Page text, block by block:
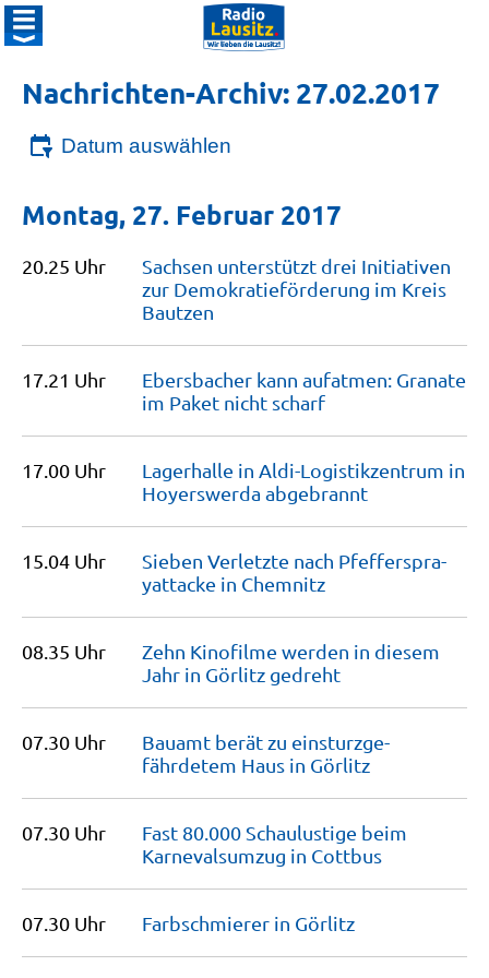
Nachrichten-Archiv: 27.02.2017
Datum auswählen
Montag, 27. Februar 2017
20.25 Uhr
Sachsen unterstützt drei Initiativen
zur Demokratie­förderung im Kreis
Bautzen
17.21 Uhr
Ebersbacher kann aufatmen: Granate
im Paket nicht scharf
17.00 Uhr
Lagerhalle in Aldi-Logistikzentrum in
Hoyerswerda abgebrannt
15.04 Uhr
Sieben Verletzte nach Pfefferspra­
yattacke in Chemnitz
08.35 Uhr
Zehn Kinofilme werden in diesem
Jahr in Görlitz gedreht
07.30 Uhr
Bauamt berät zu einsturz­ge­
fährdetem Haus in Görlitz
07.30 Uhr
Fast 80.000 Schaulustige beim
Karnevalsumzug in Cottbus
07.30 Uhr Farbschmierer in Görlitz